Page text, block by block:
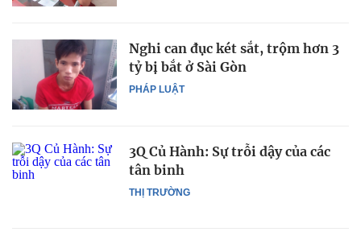
PHÁP LUẬT
Nghi can đục két sắt, trộm hơn 3
tỷ bị bắt ở Sài Gòn
THỊ TRƯỜNG
3Q Củ Hành: Sự trỗi dậy của các
tân binh